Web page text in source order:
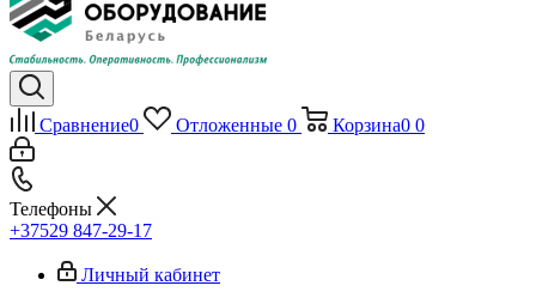
Сравнение0 Отложенные 0 Корзина0 0
Телефоны
+37529 847-29-17‬
Личный кабинет